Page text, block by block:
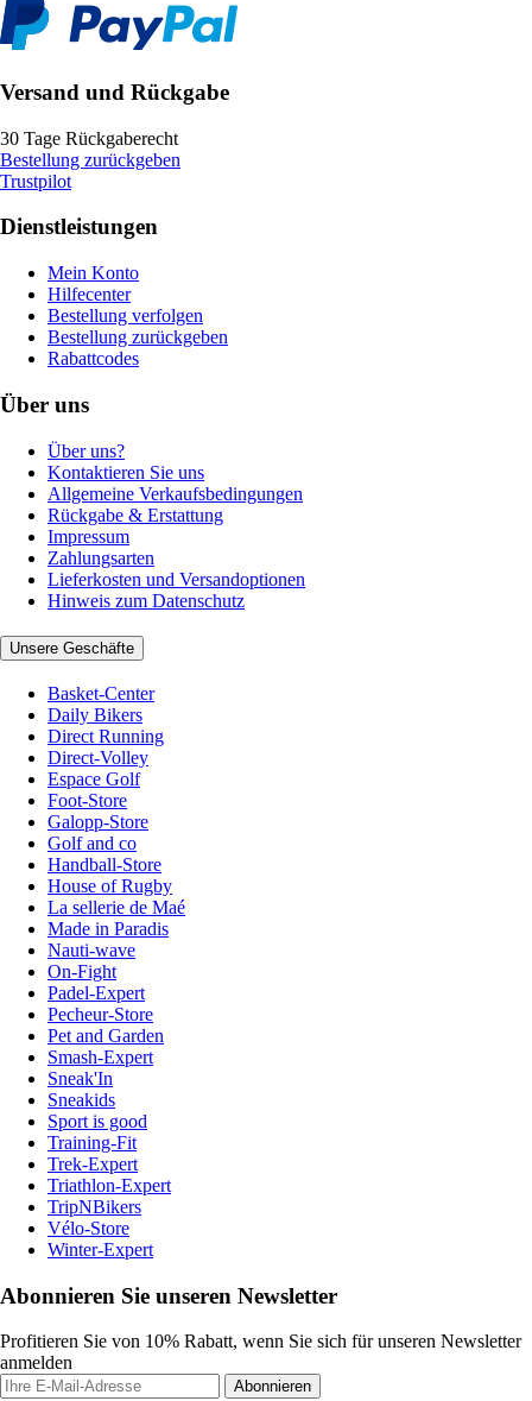
Versand und Rückgabe
30 Tage Rückgaberecht
Bestellung zurückgeben
Trustpilot
Dienstleistungen
Mein Konto
Hilfecenter
Bestellung verfolgen
Bestellung zurückgeben
Rabattcodes
Über uns
Über uns?
Kontaktieren Sie uns
Allgemeine Verkaufsbedingungen
Rückgabe & Erstattung
Impressum
Zahlungsarten
Lieferkosten und Versandoptionen
Hinweis zum Datenschutz
Unsere Geschäfte
Basket-Center
Daily Bikers
Direct Running
Direct-Volley
Espace Golf
Foot-Store
Galopp-Store
Golf and co
Handball-Store
House of Rugby
La sellerie de Maé
Made in Paradis
Nauti-wave
On-Fight
Padel-Expert
Pecheur-Store
Pet and Garden
Smash-Expert
Sneak'In
Sneakids
Sport is good
Training-Fit
Trek-Expert
Triathlon-Expert
TripNBikers
Vélo-Store
Winter-Expert
Abonnieren Sie unseren Newsletter
Profitieren Sie von 10% Rabatt, wenn Sie sich für unseren Newsletter
anmelden
Abonnieren